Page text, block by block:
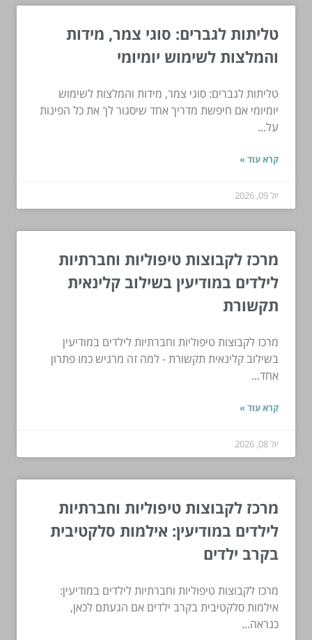
טליתות לגברים: סוגי צמר, מידות
והמלצות לשימוש יומיומי
טליתות לגברים: סוגי צמר, מידות והמלצות לשימוש
יומיומי אם חיפשת מדריך אחד שיסגור לך את כל הפינות
על...
קרא עוד »
יול 09, 2026
מרכז לקבוצות טיפוליות וחברתיות
לילדים במודיעין בשילוב קלינאית
תקשורת
מרכז לקבוצות טיפוליות וחברתיות לילדים במודיעין
בשילוב קלינאית תקשורת - למה זה מרגיש כמו פתרון
אחד...
קרא עוד »
יול 08, 2026
מרכז לקבוצות טיפוליות וחברתיות
לילדים במודיעין: אילמות סלקטיבית
בקרב ילדים
מרכז לקבוצות טיפוליות וחברתיות לילדים במודיעין:
אילמות סלקטיבית בקרב ילדים אם הגעתם לכאן,
כנראה...